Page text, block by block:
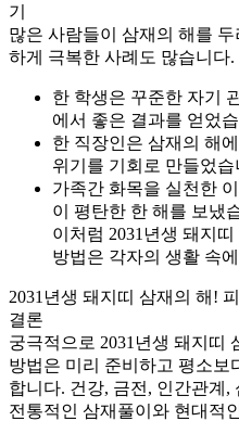
기
많은 사람들이 삼재의 해를
하게 극복한 사례도 많습니다.
한 학생은 꾸준한 자기
에서 좋은 결과를 얻었
한 직장인은 삼재의 해
위기를 기회로 만들었습
가족간 화목을 실천한
이 평탄한 한 해를 보냈
이처럼 2031년생 돼지
방법은 각자의 생활 속
2031년생 돼지띠 삼재의 해!
결론
궁극적으로 2031년생 돼지띠
방법은 미리 준비하고 평소보
합니다. 건강, 금전, 인간관계,
전통적인 삼재풀이와 현대적